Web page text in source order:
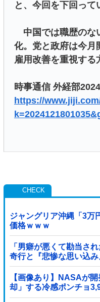
と、今回を下回って
中国では職歴のな
化。党と政府は今月
雇用改善を重視する
時事通信 外経部
https://
ジャングリア沖縄「3
価格ｗｗｗ
「男癖が悪くて勘当さ
奇行と『悲惨な思い込
っそり病院へ誘導し行
【画像あり】NASAが
却」する冷感ポンチョ